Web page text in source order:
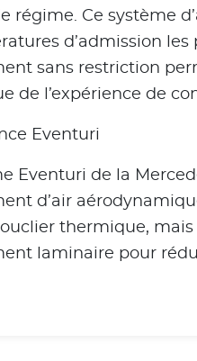
régime. Ce système
d’admission
sans restriction
de l’expérience de
Eventuri
Eventuri de la
d’air
thermique,
laminaire pour